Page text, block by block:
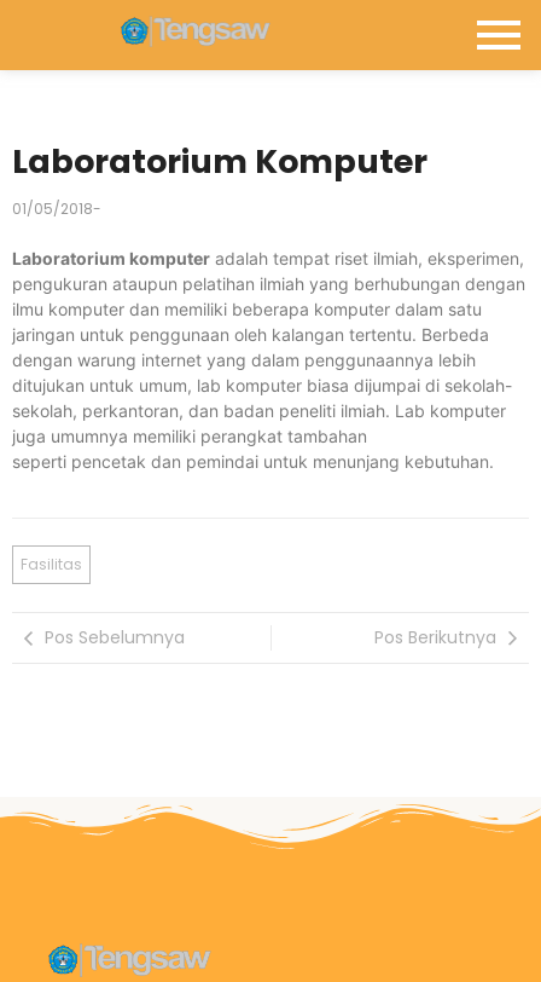
Laboratorium Komputer
01/05/2018-
Laboratorium komputer adalah tempat riset ilmiah, eksperimen,
pengukuran ataupun pelatihan ilmiah yang berhubungan dengan
ilmu komputer dan memiliki beberapa komputer dalam satu
jaringan untuk penggunaan oleh kalangan tertentu. Berbeda
dengan warung internet yang dalam penggunaannya lebih
ditujukan untuk umum, lab komputer biasa dijumpai di sekolah-
sekolah, perkantoran, dan badan peneliti ilmiah. Lab komputer
juga umumnya memiliki perangkat tambahan
seperti pencetak dan pemindai untuk menunjang kebutuhan.
Fasilitas
Pos Sebelumnya Pos Berikutnya